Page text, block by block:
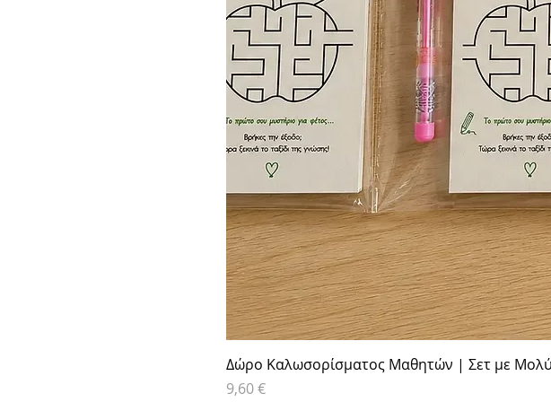
Δώρο Καλωσορίσματος Μαθητών | Σετ με
Τιμή
9,60 €